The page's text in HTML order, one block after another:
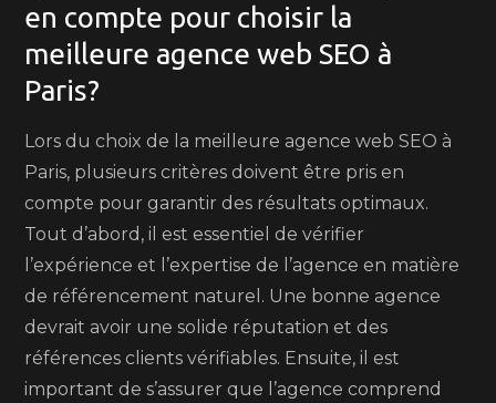
en compte pour choisir la
meilleure agence web SEO à
Paris?
Lors du choix de la meilleure agence web SEO à
Paris, plusieurs critères doivent être pris en
compte pour garantir des résultats optimaux.
Tout d’abord, il est essentiel de vérifier
l’expérience et l’expertise de l’agence en matière
de référencement naturel. Une bonne agence
devrait avoir une solide réputation et des
références clients vérifiables. Ensuite, il est
important de s’assurer que l’agence comprend